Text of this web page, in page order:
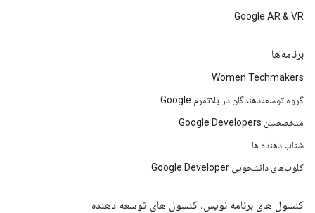
Google AR & VR
برنامه‌ها
Women Techmakers
گروه توسعه‌دهندگان در پلاتفرم Google
متخصصین Google Developers
شتاب دهنده ها
کلوب‌های دانشجویی Google Developer
کنسول های برنامه نویس، کنسول های توسعه دهنده